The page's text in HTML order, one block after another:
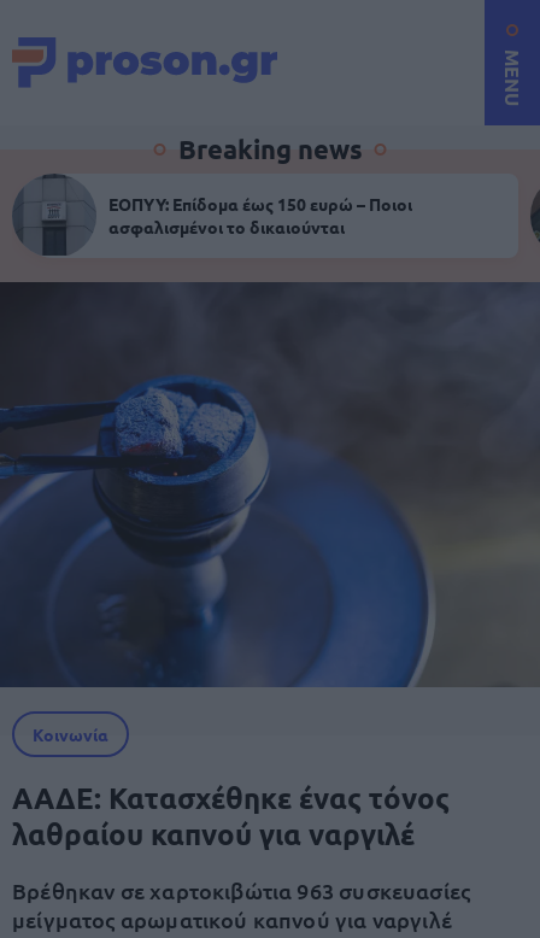
MENU
Breaking news
ΕΟΠΥΥ: Επίδομα έως 150 ευρώ – Ποιοι
ασφαλισμένοι το δικαιούνται
Κοινωνία
ΑΑΔΕ: Κατασχέθηκε ένας τόνος
λαθραίου καπνού για ναργιλέ
Βρέθηκαν σε χαρτοκιβώτια 963 συσκευασίες
μείγματος αρωματικού καπνού για ναργιλέ